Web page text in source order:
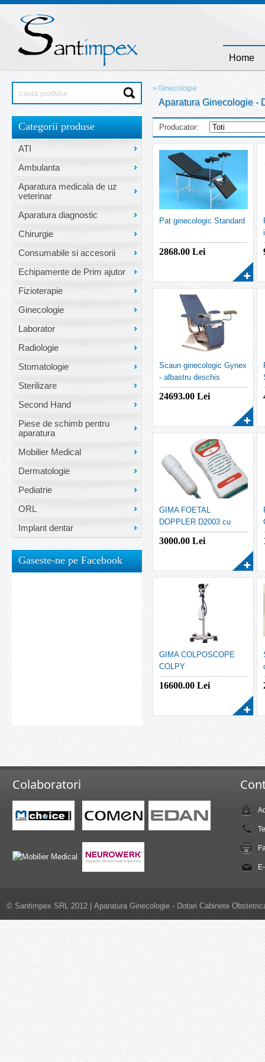
Home
Categorii produse
ATI
Ambulanta
Aparatura medicala de uz
veterinar
Aparatura diagnostic
Chirurgie
Consumabile si accesorii
Echipamente de Prim ajutor
Fizioterapie
Ginecologie
Laborator
Radiologie
Stomatologie
Sterilizare
Second Hand
Piese de schimb pentru
aparatura
Mobilier Medical
Dermatologie
Pediatrie
ORL
Implant dentar
Gaseste-ne pe Facebook
»Ginecologie
Aparatura Ginecologie -
Producator:
Pat ginecologic Standard
2868.00Lei
Scaun ginecologic Gynex
- albastru deschis
24693.00Lei
GIMA FOETAL
DOPPLER D2003 cu
display
3000.00Lei
GIMA COLPOSCOPE
COLPY
16600.00Lei
Colaboratori
© Santimpex SRL 2012 | Aparatura Ginecologie - Dotari Cabinete